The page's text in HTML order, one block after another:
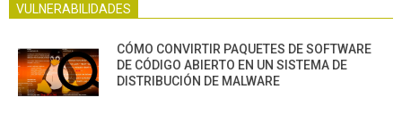
VULNERABILIDADES
CÓMO CONVIRTIR PAQUETES DE SOFTWARE
DE CÓDIGO ABIERTO EN UN SISTEMA DE
DISTRIBUCIÓN DE MALWARE